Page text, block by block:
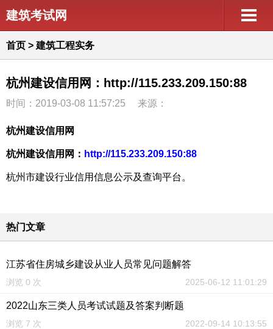
建筑考试网
首页 > 建筑工程实务
杭州建设信用网：http://115.233.209.150:88
时间：2019-03-08 11:57:25 来源：
杭州建设信用网
杭州建设信用网： http://115.233.209.150:88
杭州市建设行业信用信息公示及查询平台。
热门文章
江苏省住房城乡建设从业人员常见问题解答
浏览 0 次 2025-06-12 11:01:29
2022山东三类人员考试试题及答案判断题
浏览 7 次 2022-09-14 10:13:55